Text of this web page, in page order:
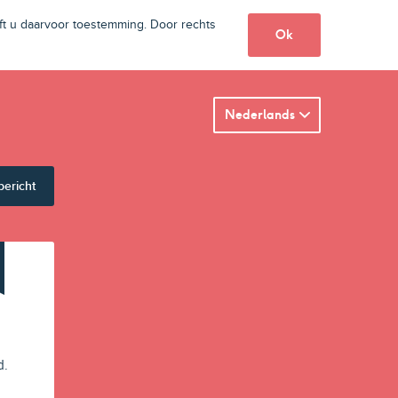
u daarvoor toestemming. Door rechts
Ok
Nederlands